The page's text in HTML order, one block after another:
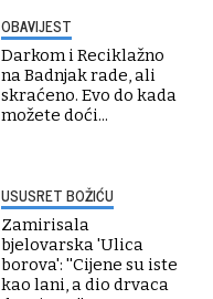
OBAVIJEST
Darkom i Reciklažno
na Badnjak rade, ali
skraćeno. Evo do kada
možete doći...
USUSRET BOŽIĆU
Zamirisala
bjelovarska 'Ulica
borova': ''Cijene su iste
kao lani, a dio drvaca